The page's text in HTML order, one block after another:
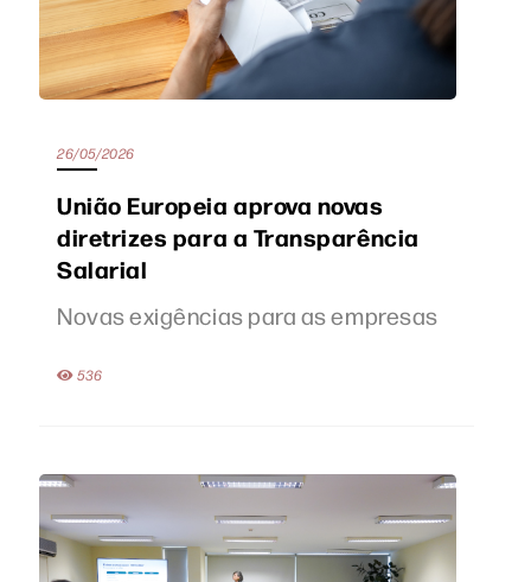
26/05/2026
União Europeia aprova novas
diretrizes para a Transparência
Salarial
Novas exigências para as empresas
536